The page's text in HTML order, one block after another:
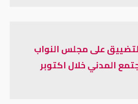
التضييق على مجلس النواب
المدني خلال اكتوبر